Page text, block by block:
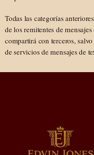
Todas las categorías
de los remitentes de
compartirá con terceros,
de servicios de mensajes de